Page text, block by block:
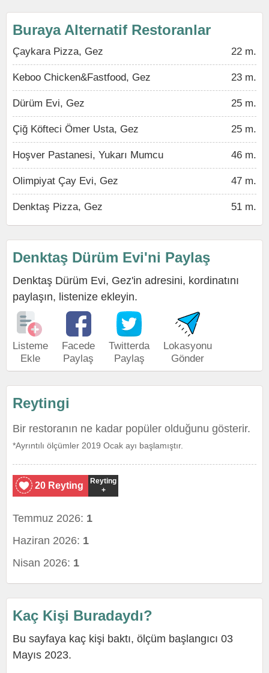
Buraya Alternatif Restoranlar
Çaykara Pizza, Gez 22 m.
Keboo Chicken&Fastfood, Gez 23 m.
Dürüm Evi, Gez 25 m.
Çiğ Köfteci Ömer Usta, Gez 25 m.
Hoşver Pastanesi, Yukarı Mumcu 46 m.
Olimpiyat Çay Evi, Gez 47 m.
Denktaş Pizza, Gez 51 m.
Denktaş Dürüm Evi'ni Paylaş
Denktaş Dürüm Evi, Gez'in adresini, kordinatını
paylaşın, listenize ekleyin.
Listeme
Ekle
Facede
Paylaş
Twitterda
Paylaş
Lokasyonu
Gönder
Reytingi
Bir restoranın ne kadar popüler olduğunu gösterir.
*Ayrıntılı ölçümler 2019 Ocak ayı başlamıştır.
20 Reyting
Reyting
+
Temmuz 2026: 1
Haziran 2026: 1
Nisan 2026: 1
Kaç Kişi Buradaydı?
Bu sayfaya kaç kişi baktı, ölçüm başlangıcı 03
Mayıs 2023.